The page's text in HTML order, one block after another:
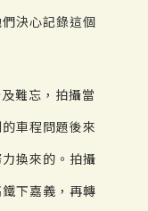
決心記錄這個
難忘，拍攝當
車程問題後來
換來的。拍攝
下嘉義，再轉